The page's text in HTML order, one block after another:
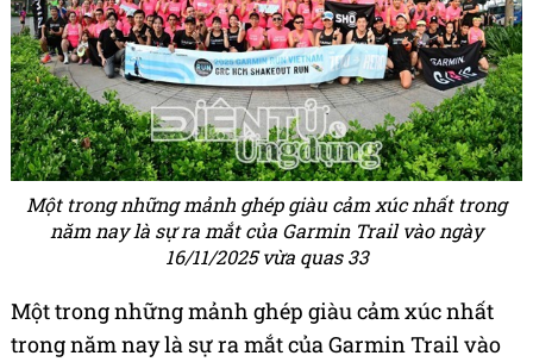
Một trong những mảnh ghép giàu cảm xúc nhất trong
năm nay là sự ra mắt của Garmin Trail vào ngày
16/11/2025 vừa quas 33
Một trong những mảnh ghép giàu cảm xúc nhất
trong năm nay là sự ra mắt của Garmin Trail vào